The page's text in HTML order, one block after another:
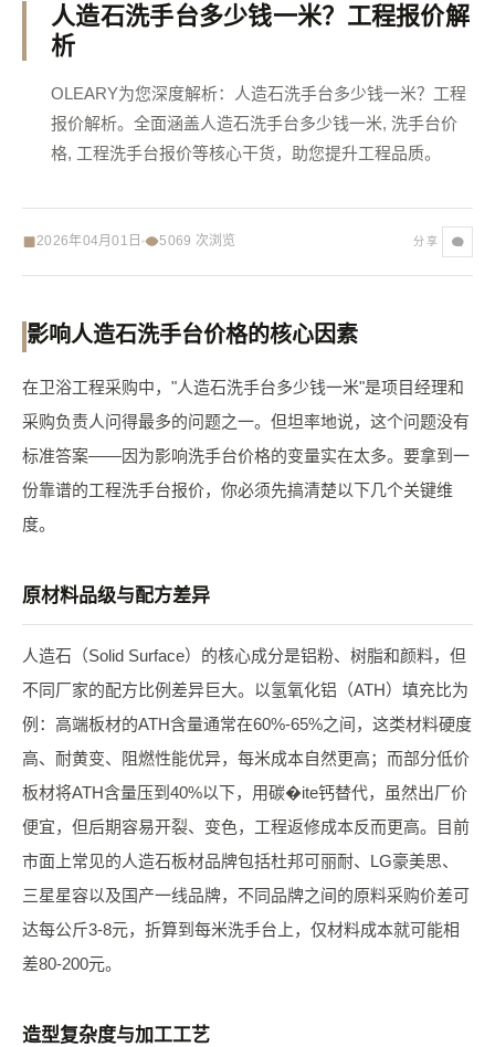
人造石洗手台多少钱一米？工程报价解
析
OLEARY为您深度解析：人造石洗手台多少钱一米？工程
报价解析。全面涵盖人造石洗手台多少钱一米, 洗手台价
格, 工程洗手台报价等核心干货，助您提升工程品质。
2026年04月01日 5069 次浏览 分享
影响人造石洗手台价格的核心因素
在卫浴工程采购中，"人造石洗手台多少钱一米"是项目经理和
采购负责人问得最多的问题之一。但坦率地说，这个问题没有
标准答案——因为影响洗手台价格的变量实在太多。要拿到一
份靠谱的工程洗手台报价，你必须先搞清楚以下几个关键维
度。
原材料品级与配方差异
人造石（Solid Surface）的核心成分是铝粉、树脂和颜料，但
不同厂家的配方比例差异巨大。以氢氧化铝（ATH）填充比为
例：高端板材的ATH含量通常在60%-65%之间，这类材料硬度
高、耐黄变、阻燃性能优异，每米成本自然更高；而部分低价
板材将ATH含量压到40%以下，用碳�ite钙替代，虽然出厂价
便宜，但后期容易开裂、变色，工程返修成本反而更高。目前
市面上常见的人造石板材品牌包括杜邦可丽耐、LG豪美思、
三星星容以及国产一线品牌，不同品牌之间的原料采购价差可
达每公斤3-8元，折算到每米洗手台上，仅材料成本就可能相
差80-200元。
造型复杂度与加工工艺